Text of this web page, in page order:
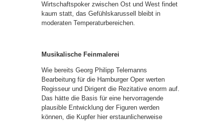
Wirtschaftspoker zwischen Ost und West findet
kaum statt, das Gefühlskarussell bleibt in
moderaten Temperaturbereichen.
Musikalische Feinmalerei
Wie bereits Georg Philipp Telemanns
Bearbeitung für die Hamburger Oper werten
Regisseur und Dirigent die Rezitative enorm auf.
Das hätte die Basis für eine hervorragende
plausible Entwicklung der Figuren werden
können, die Kupfer hier erstaunlicherweise